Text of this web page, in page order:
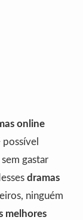
online
gastar
dramas
ninguém
melhores